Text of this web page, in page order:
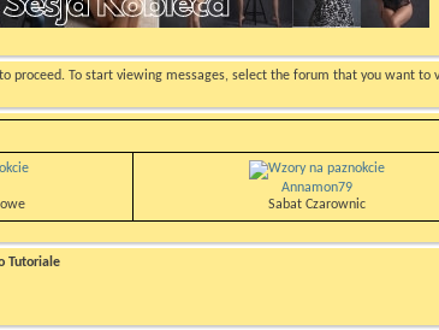
proceed. To start viewing messages, select the forum that you want to
Annamon79
Sabat Czarownic
Tutoriale